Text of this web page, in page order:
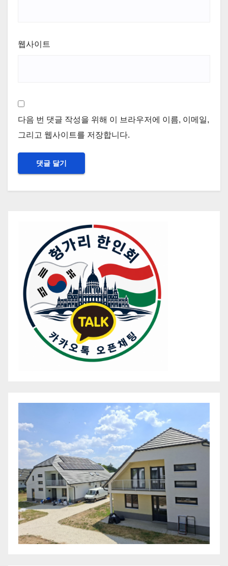
웹사이트
다음 번 댓글 작성을 위해 이 브라우저에 이름, 이메일,
그리고 웹사이트를 저장합니다.